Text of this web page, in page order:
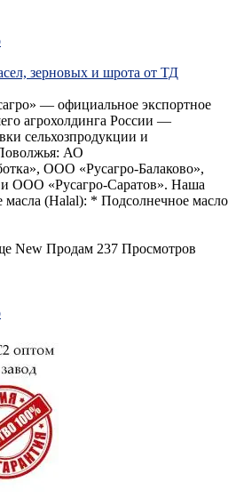
зерновых и шрота от ТД
— официальное экспортное
агрохолдинга России —
сельхозпродукции и
АО
ООО «Русагро-Балаково»,
ООО «Русагро-Саратов». Наша
масла (Halal): * Подсолнечное масло
New Продам 237 Просмотров